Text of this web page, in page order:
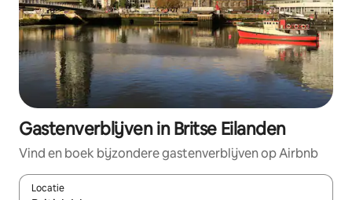
Gastenverblijven in Britse Eilanden
Vind en boek bijzondere gastenverblijven op Airbnb
Locatie